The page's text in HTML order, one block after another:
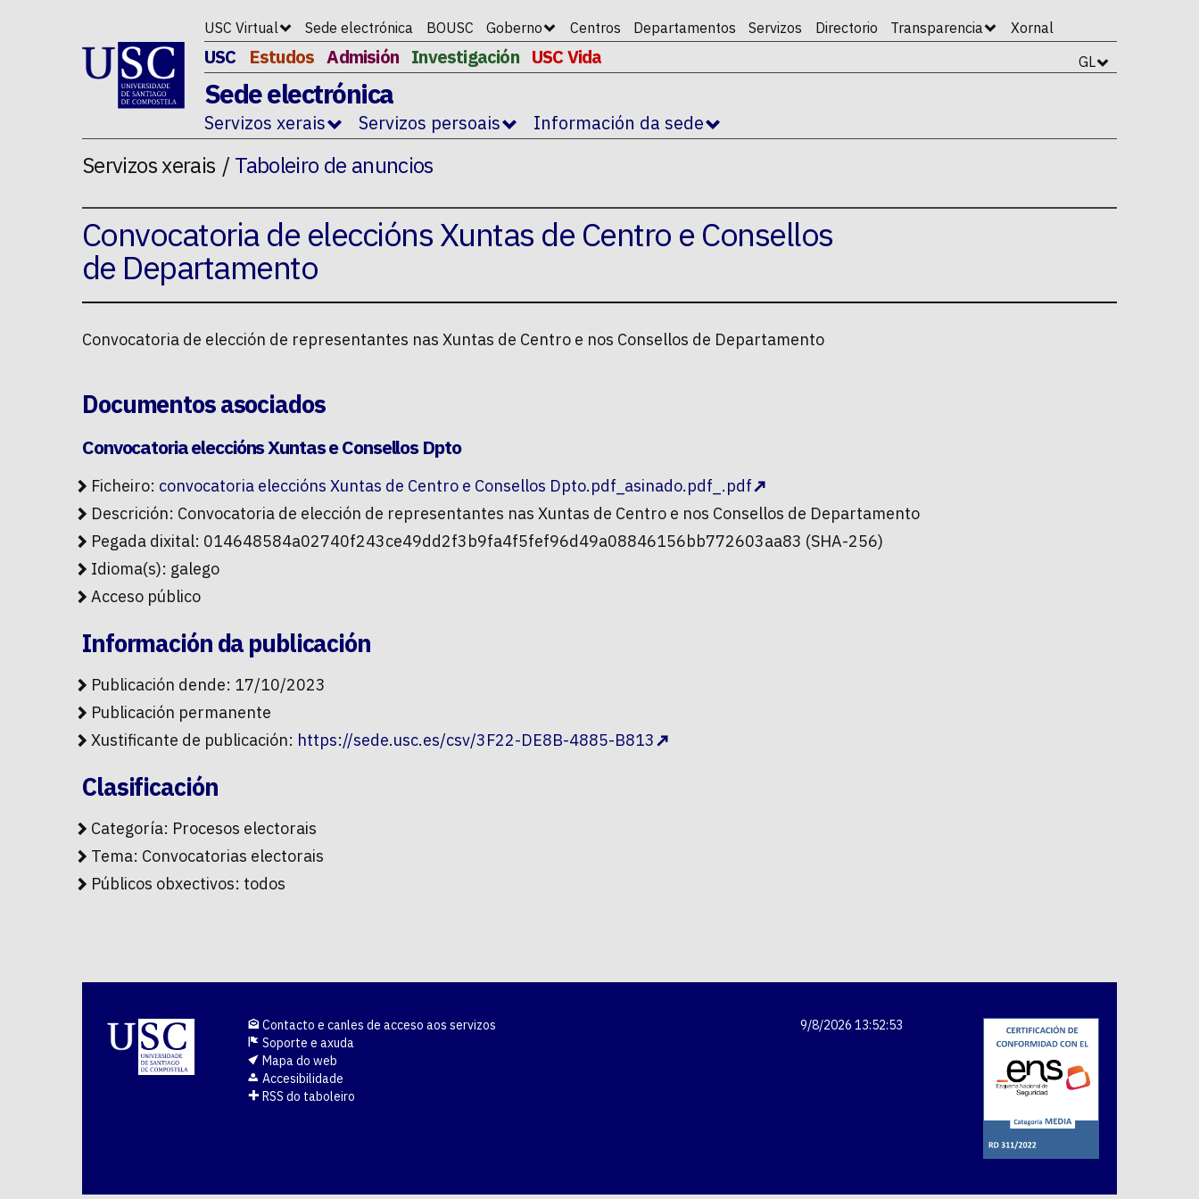
USC Virtual Sede electrónica BOUSC Goberno Centros Departamentos Servizos Directorio Transparencia Xornal
USC Estudos Admisión Investigación USC Vida
Sede electrónica
Servizos xerais Servizos persoais Información da sede
GL
Servizos xerais Taboleiro de anuncios
Convocatoria de eleccións Xuntas de Centro e Consellos
de Departamento
Convocatoria de elección de representantes nas Xuntas de Centro e nos Consellos de Departamento
Documentos asociados
Convocatoria eleccións Xuntas e Consellos Dpto
Ficheiro: convocatoria eleccións Xuntas de Centro e Consellos Dpto.pdf_asinado.pdf_.pdf
Descrición: Convocatoria de elección de representantes nas Xuntas de Centro e nos Consellos de Departamento
Pegada dixital: 014648584a02740f243ce49dd2f3b9fa4f5fef96d49a08846156bb772603aa83 (SHA-256)
Idioma(s): galego
Acceso público
Información da publicación
Publicación dende: 17/10/2023
Publicación permanente
Xustificante de publicación: https://sede.usc.es/csv/3F22-DE8B-4885-B813
Clasificación
Categoría: Procesos electorais
Tema: Convocatorias electorais
Públicos obxectivos: todos
Contacto e canles de acceso aos servizos
Soporte e axuda
Mapa do web
Accesibilidade
RSS do taboleiro
9/8/2026 13:52:53